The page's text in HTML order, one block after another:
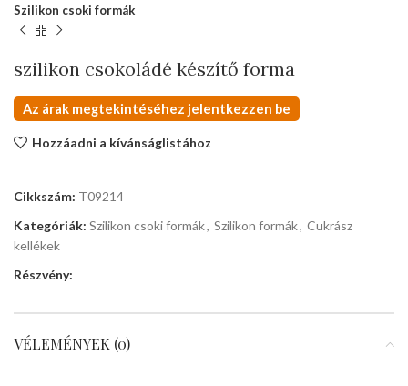
Szilikon csoki formák
szilikon csokoládé készítő forma
Az árak megtekintéséhez jelentkezzen be
Hozzáadni a kívánságlistához
Cikkszám: T09214
Kategóriák: Szilikon csoki formák, Szilikon formák, Cukrász
kellékek
Részvény:
VÉLEMÉNYEK (0)